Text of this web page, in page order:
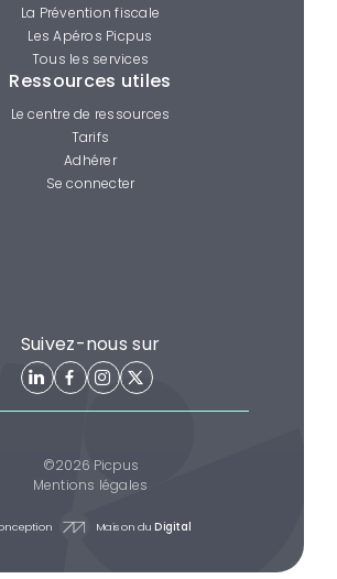
La Prévention fiscale
Les Apéros Picpus
Tous les services
Ressources utiles
Le centre de ressources
Tarifs
Adhérer
Se connecter
Suivez-nous sur
©2026 Picpus
Mentions légales
Maison duDigital